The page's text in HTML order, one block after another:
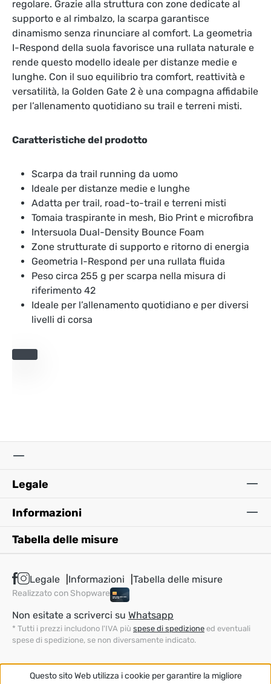
regolare. Grazie alla struttura con zone dedicate al
supporto e al rimbalzo, la scarpa garantisce
dinamismo senza rinunciare al comfort. La geometria
I-Respond della suola favorisce una rullata naturale e
rende questo modello ideale per distanze medie e
lunghe. Con il suo equilibrio tra comfort, reattività e
versatilità, la Golden Gate 2 è una compagna affidabile
per l’allenamento quotidiano su trail e terreni misti.
Caratteristiche del prodotto
Scarpa da trail running da uomo
Ideale per distanze medie e lunghe
Adatta per trail, road-to-trail e terreni misti
Tomaia traspirante in mesh, Bio Print e microfibra
Intersuola Dual-Density Bounce Foam
Zone strutturate di supporto e ritorno di energia
Geometria I-Respond per una rullata fluida
Peso circa 255 g per scarpa nella misura di
riferimento 42
Ideale per l’allenamento quotidiano e per diversi
livelli di corsa
Legale
Informazioni
Tabella delle misure
Legale Informazioni Tabella delle misure
Realizzato con Shopware
Non esitate a scriverci su Whatsapp
* Tutti i prezzi includono l'IVA più spese di spedizione ed eventuali
spese di spedizione, se non diversamente indicato.
Questo sito Web utilizza i cookie per garantire la migliore